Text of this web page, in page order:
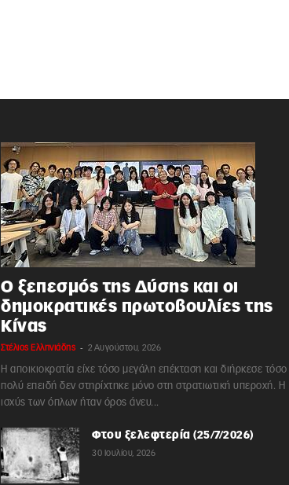
Ο ξεπεσμός της Δύσης και οι
δημοκρατικές πρωτοβουλίες της
Κίνας
Στέλιος Ελληνιάδης - 2 Αυγούστου, 2026
Η αποικιοκρατία είχε τόσο μεγάλη επέκταση και διήρκεσε τόσο
πολύ επειδή δεν στηρίχτηκε μόνο στη στρατιωτική υπεροχή. Η
ισχύς των όπλων ήταν όρος άνευ...
Φτου ξελεφτερία (25/7/2026)
30 Ιουλίου, 2026